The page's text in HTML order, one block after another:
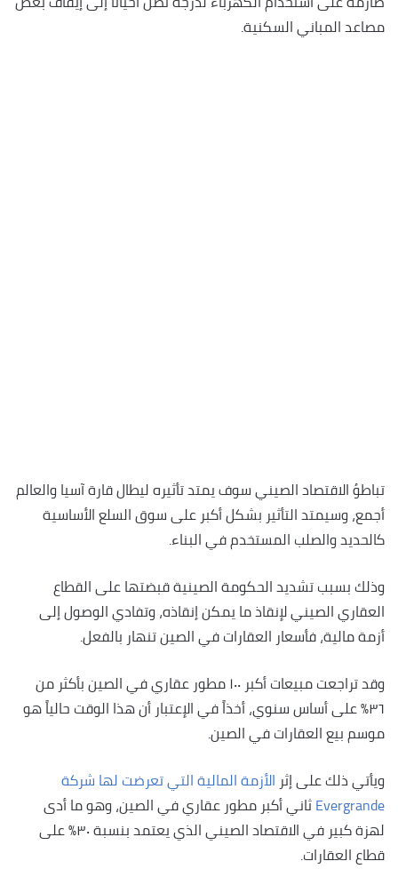
مصاعد المباني السكنية.
تباطؤ الاقتصاد الصيني سوف يمتد تأثيره ليطال قارة آسيا والعالم
أجمع، وسيمتد التأثير بشكل أكبر على سوق السلع الأساسية
كالحديد والصلب المستخدم في البناء.
وذلك بسبب تشديد الحكومة الصينية قبضتها على القطاع
العقاري الصيني لإنقاذ ما يمكن إنقاذه، وتفادي الوصول إلى
أزمة مالية، فأسعار العقارات في الصين تنهار بالفعل.
وقد تراجعت مبيعات أكبر ١٠٠ مطور عقاري في الصين بأكثر من
٣٦٪؜ على أساس سنوي، أخذاً في الإعتبار أن هذا الوقت حالياً هو
موسم بيع العقارات في الصين.
ويأتي ذلك على إثر الأزمة المالية التي تعرضت لها شركة
Evergrandeثاني أكبر مطور عقاري في الصين، وهو ما أدى
لهزة كبير في الاقتصاد الصيني الذي يعتمد بنسبة ٣٠٪؜ على
قطاع العقارات.